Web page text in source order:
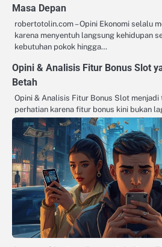
Masa Depan
robertotolin.com – Opini Ekonomi selalu
karena menyentuh langsung kehidupan
kebutuhan pokok hingga…
Opini & Analisis Fitur Bonus Slot
Betah
Opini & Analisis Fitur Bonus Slot
perhatian karena fitur bonus kini bukan